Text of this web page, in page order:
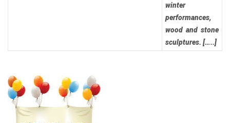
winter
performances,
wood and stone
sculptures. […..]